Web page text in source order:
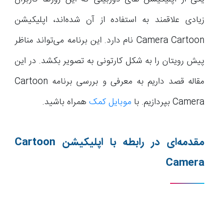
زیادی علاقمند به استفاده از آن شده‌اند، اپلیکیشن
Camera Cartoon نام دارد. این برنامه می‌تواند مناظر
پیش رویتان را به شکل کارتونی به تصویر بکشد. در این
مقاله قصد داریم به معرفی و بررسی برنامه Cartoon
Camera بپردازیم. با
موبایل کمک همراه باشید.
مقدمه‌ای در رابطه با اپلیکیشن Cartoon
Camera